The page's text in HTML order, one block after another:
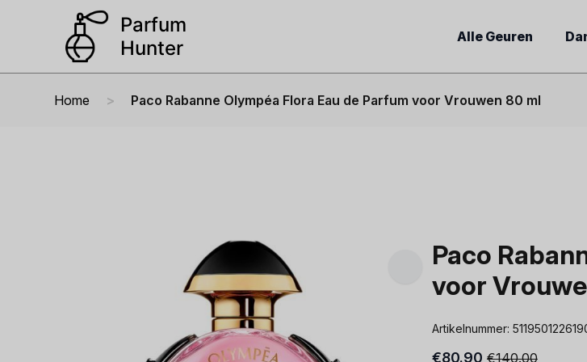
Alle Geuren
Home Paco Rabanne Olympéa Flora Eau de Parfum voor Vrouwen 80 ml
Paco
voor
Artikelnummer:
€140.00
€80.90